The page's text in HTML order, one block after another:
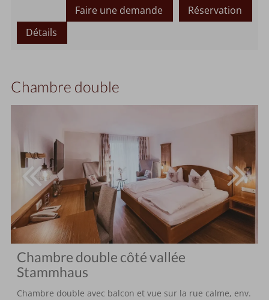
Réservation
Faire une demande
Détails
Chambre double
Chambre double côté vallée
Stammhaus
Chambre double avec balcon et vue sur la rue calme, env.